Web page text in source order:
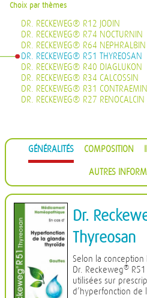
Choix par thèmes
DR. RECKEWEG® R12 JODIN
DR. RECKEWEG® R74 NOCTURNIN
DR. RECKEWEG® R64 NEPHRALBIN
DR. RECKEWEG® R51 THYREOSAN
DR. RECKEWEG® R40 DIAGLUKON
DR. RECKEWEG® R34 CALCOSSIN
DR. RECKEWEG® R31 CONTRAEMIN
DR. RECKEWEG® R27 RENOCALCIN
GÉNÉRALITÉS COMPOSITION
AUTRES
Dr.
Thyreosan
Selon la
Dr. Reckeweg®
utilisées sur
d’hyperfonction de